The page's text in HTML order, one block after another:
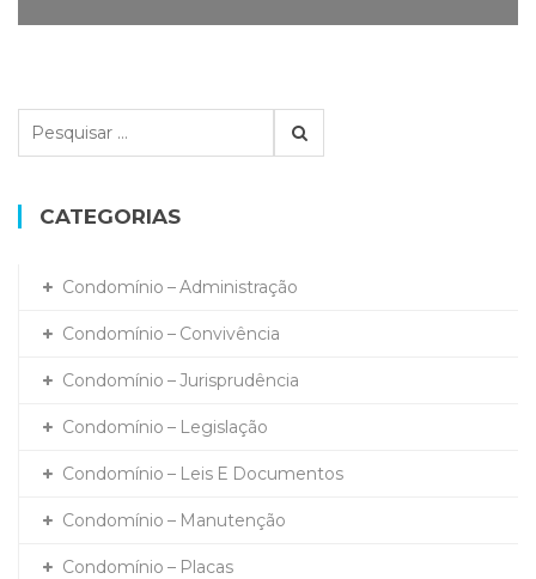
q
u
CATEGORIAS
Condomínio – Administração
Condomínio – Convivência
Condomínio – Jurisprudência
Condomínio – Legislação
Condomínio – Leis E Documentos
Condomínio – Manutenção
Condomínio – Placas